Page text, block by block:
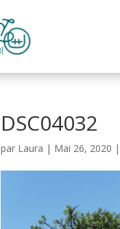
DSC04032
par Laura | Mai 26, 2020 |